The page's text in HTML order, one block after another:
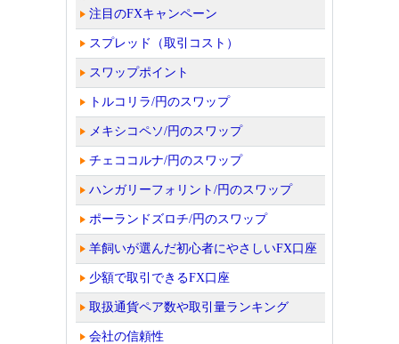
注目のFXキャンペーン
スプレッド（取引コスト）
スワップポイント
トルコリラ/円のスワップ
メキシコペソ/円のスワップ
チェココルナ/円のスワップ
ハンガリーフォリント/円のスワップ
ポーランドズロチ/円のスワップ
羊飼いが選んだ初心者にやさしいFX口座
少額で取引できるFX口座
取扱通貨ペア数や取引量ランキング
会社の信頼性